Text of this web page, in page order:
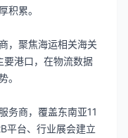
积累。
，聚焦海运相关海关
港口，在物流数据
。
务商，覆盖东南亚11
平台、行业展会建立